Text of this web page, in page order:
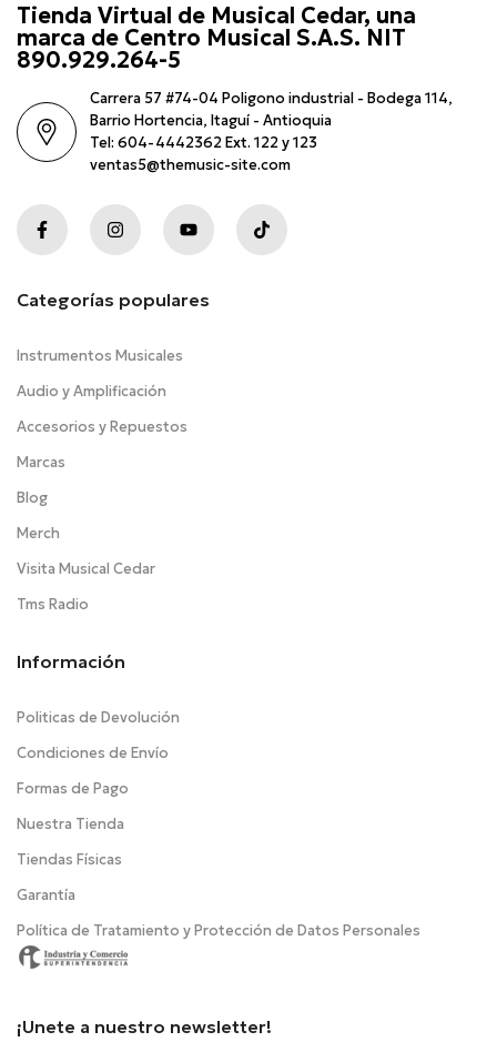
Tienda Virtual de Musical Cedar, una
marca de Centro Musical S.A.S. NIT
890.929.264-5
Carrera 57 #74-04 Poligono industrial - Bodega 114,
Barrio Hortencia, Itaguí - Antioquia
Tel: 604-4442362 Ext. 122 y 123
ventas5@themusic-site.com
Categorías populares
Instrumentos Musicales
Audio y Amplificación
Accesorios y Repuestos
Marcas
Blog
Merch
Visita Musical Cedar
Tms Radio
Información
Politicas de Devolución
Condiciones de Envío
Formas de Pago
Nuestra Tienda
Tiendas Físicas
Garantía
Política de Tratamiento y Protección de Datos Personales
¡Unete a nuestro newsletter!